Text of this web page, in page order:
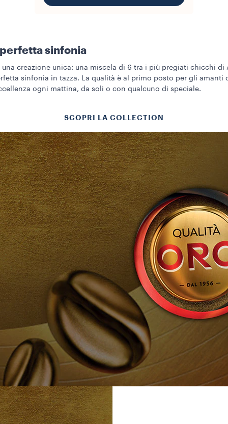
sinfonia
una creazione unica: una miscela di 6 tra i più pregiati chicchi di
sinfonia in tazza. La qualità è al primo posto per gli amanti
ogni mattina, da soli o con qualcuno di speciale.
SCOPRI LA COLLECTION